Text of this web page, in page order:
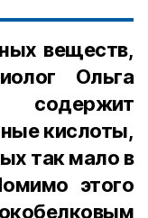
веществ,
Ольга
кислоты,
так мало в
этого